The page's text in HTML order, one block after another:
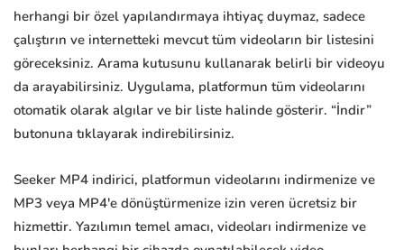
herhangi bir özel yapılandırmaya ihtiyaç duymaz, sadece
çalıştırın ve internetteki mevcut tüm videoların bir listesini
göreceksiniz. Arama kutusunu kullanarak belirli bir videoyu
da arayabilirsiniz. Uygulama, platformun tüm videolarını
otomatik olarak algılar ve bir liste halinde gösterir. “İndir”
butonuna tıklayarak indirebilirsiniz.
Seeker MP4 indirici, platformun videolarını indirmenize ve
MP3 veya MP4'e dönüştürmenize izin veren ücretsiz bir
hizmettir. Yazılımın temel amacı, videoları indirmenize ve